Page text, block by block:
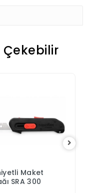
Çekebilir
Sepete Ekle
Maket
SRA 300